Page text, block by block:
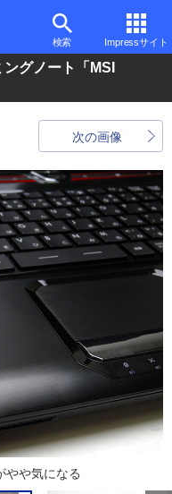
検索 Impressサイト
グノート「MSI
次の画像
やや気になる